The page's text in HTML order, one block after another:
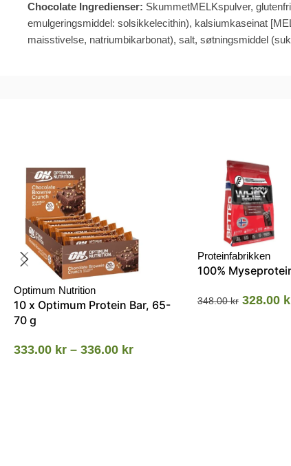
Chocolate Ingredienser: SkummetMELKspulver, glutenfri
emulgeringsmiddel: solsikkelecithin), kalsiumkaseinat [
maisstivelse, natriumbikarbonat), salt, søtningsmiddel (
Optimum Nutrition
10 x Optimum Protein Bar, 65-
70 g
333.00 kr – 336.00 kr
Proteinfabrikken
100%
348.00kr 328.00